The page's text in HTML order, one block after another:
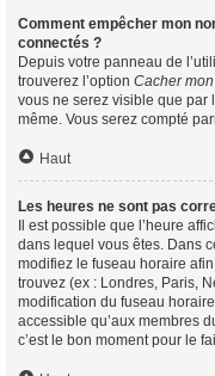
Comment empêcher mon
connectés ?
Depuis votre panneau de
trouverez l’option Cacher
vous ne serez visible que par
même. Vous serez compté
Haut
Les heures ne sont pas
Il est possible que l’heure
dans lequel vous êtes. Dans
modifiez le fuseau horaire
trouvez (ex : Londres, Paris,
modification du fuseau
accessible qu’aux membres
c’est le bon moment pour le